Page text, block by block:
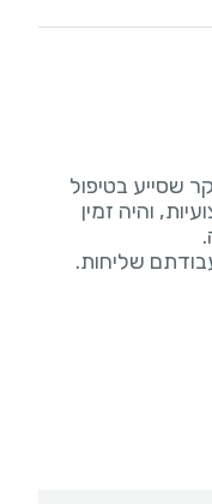
שסייע בטיפול
והיה זמין